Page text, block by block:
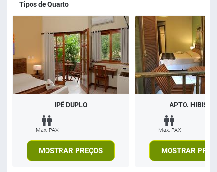
Tipos de Quarto
IPÊ DUPLO
Max. PAX
MOSTRAR PREÇOS
APTO. HIBISCO
Max. PAX
MOSTRAR